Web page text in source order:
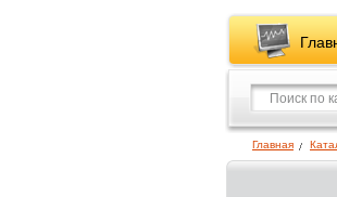
Главная